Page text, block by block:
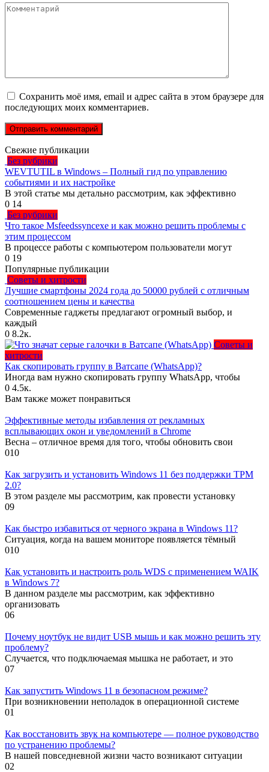
Комментарий
Сохранить моё имя, email и адрес сайта в этом браузере для
последующих моих комментариев.
Свежие публикации
Без рубрики
WEVTUTIL в Windows – Полный гид по управлению
событиями и их настройке
В этой статье мы детально рассмотрим, как эффективно
0 14
Без рубрики
Что такое Msfeedssyncexe и как можно решить проблемы с
этим процессом
В процессе работы с компьютером пользователи могут
0 19
Популярные публикации
Советы и хитрости
Лучшие смартфоны 2024 года до 50000 рублей с отличным
соотношением цены и качества
Современные гаджеты предлагают огромный выбор, и
каждый
0 8.2к.
Советы и
хитрости
Как скопировать группу в Ватсапе (WhatsApp)?
Иногда вам нужно скопировать группу WhatsApp, чтобы
0 4.5к.
Вам также может понравиться
Эффективные методы избавления от рекламных
всплывающих окон и уведомлений в Chrome
Весна – отличное время для того, чтобы обновить свои
010
Как загрузить и установить Windows 11 без поддержки TPM
2.0?
В этом разделе мы рассмотрим, как провести установку
09
Как быстро избавиться от черного экрана в Windows 11?
Ситуация, когда на вашем мониторе появляется тёмный
010
Как установить и настроить роль WDS с применением WAIK
в Windows 7?
В данном разделе мы рассмотрим, как эффективно
организовать
06
Почему ноутбук не видит USB мышь и как можно решить эту
проблему?
Случается, что подключаемая мышка не работает, и это
07
Как запустить Windows 11 в безопасном режиме?
При возникновении неполадок в операционной системе
01
Как восстановить звук на компьютере — полное руководство
по устранению проблемы?
В нашей повседневной жизни часто возникают ситуации
02